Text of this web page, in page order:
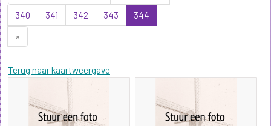
340
341 342 343
344
»
Terug naar kaartweergave